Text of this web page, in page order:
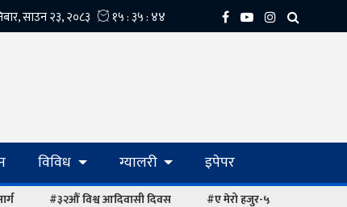
विविध ग्यालरी इपेपर
#३२औं विश्व आदिवासी दिवस
#ए मेरो हजुर-५